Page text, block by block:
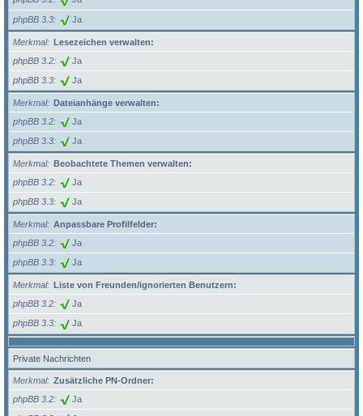
phpBB 3.3 Ja
Merkmal
Lesezeichen verwalten:
phpBB 3.2
Ja
phpBB 3.3 Ja
Merkmal
Dateianhänge verwalten:
phpBB 3.2
Ja
phpBB 3.3 Ja
Merkmal
Beobachtete Themen verwalten:
phpBB 3.2
Ja
phpBB 3.3 Ja
Merkmal
Anpassbare Profilfelder:
phpBB 3.2
Ja
phpBB 3.3 Ja
Merkmal
Liste von Freunden/ignorierten Benutzern:
phpBB 3.2
Ja
phpBB 3.3 Ja
Private Nachrichten
Merkmal
Zusätzliche PN-Ordner:
phpBB 3.2
Ja